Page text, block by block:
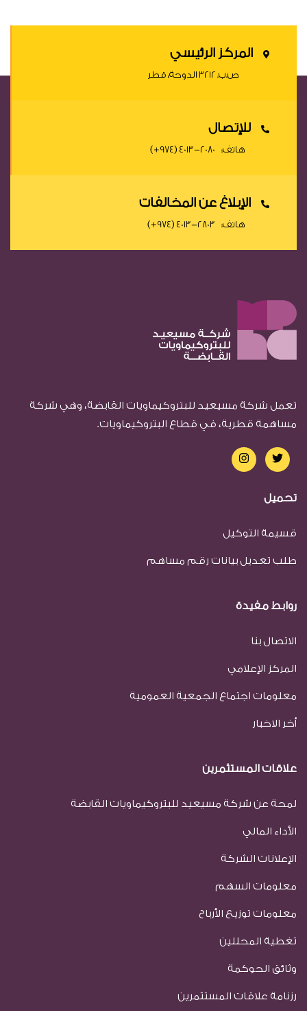
المركز الرئيسي
ص.ب. ٣٢١٢ الدوحة، قطر
للإتصال
هاتف: (+974) 4013-2080
الإبلاغ عن المخالفات
هاتف: (+974) 4013-2803
تعمل شركة مسيعيد للبتروكيماويات القابضة، وهي شركة
مساهمة قطرية، في قطاع البتروكيماويات.
تحميل
قسيمة التوكيل
طلب تعديل بيانات رقم مساهم
روابط مفيدة
الاتصال بنا
المركز الإعلامي
معلومات اجتماع الجمعية العمومية
أخر الاخبار
علاقات المستثمرين
لمحة عن شركة مسيعيد للبتروكيماويات القابضة
الأداء المالي
الإعلانات الشركة
معلومات السهم
معلومات توزيع الأرباح
تغطية المحللين
وثائق الحوكمة
رزنامة علاقات المستثمرين